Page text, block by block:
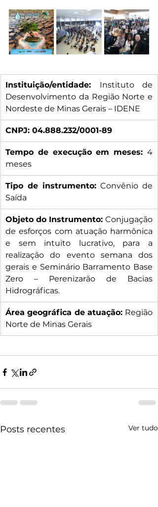
Instituição/entidade: Instituto de
Desenvolvimento da Região Norte e
Nordeste de Minas Gerais – IDENE
CNPJ: 04.888.232/0001-89
Tempo de execução em meses: 4
meses
Tipo de instrumento: Convênio de
Saída
Objeto do Instrumento: Conjugação
de esforços com atuação harmônica
e sem intuito lucrativo, para a
realização do evento semana dos
gerais e Seminário Barramento Base
Zero – Perenizarão de Bacias
Hidrográficas.
Área geográfica de atuação: Região
Norte de Minas Gerais
Posts recentes Ver tudo